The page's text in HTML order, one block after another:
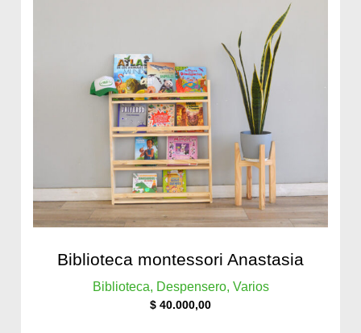
Biblioteca montessori Anastasia
Biblioteca, Despensero, Varios
$ 40.000,00